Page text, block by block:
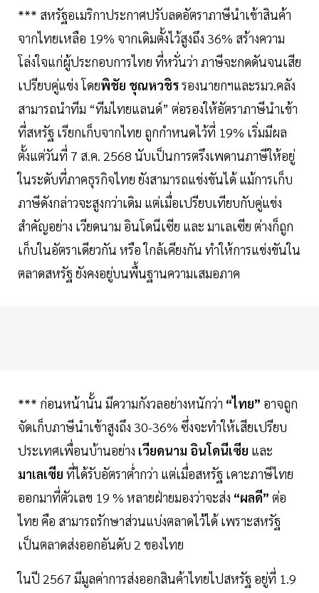
*** สหรัฐอเมริกาประกาศปรับลดอัตราภาษีนำเข้าสินค้า
จากไทยเหลือ 19% จากเดิมตั้งไว้สูงถึง 36% สร้างความ
โล่งใจแก่ผู้ประกอบการไทย ที่หวั่นว่า ภาษีจะกดดันจนเสีย
เปรียบคู่แข่ง โดยพิชัย ชุณหวชิรรองนายกฯและรมว.คลัง
สามารถนำทีม “ทีมไทยแลนด์” ต่อรองให้อัตราภาษีนำเข้า
ที่สหรัฐ เรียกเก็บจากไทย ถูกกำหนดไว้ที่ 19% เริ่มมีผล
ตั้งแต่วันที่ 7 ส.ค. 2568 นับเป็นการตรึงเพดานภาษีให้อยู่
ในระดับที่ภาคธุรกิจไทย ยังสามารถแข่งขันได้ แม้การเก็บ
ภาษีดังกล่าวจะสูงกว่าเดิม แต่เมื่อเปรียบเทียบกับคู่แข่ง
สำคัญอย่าง เวียดนาม อินโดนีเซีย และ มาเลเซีย ต่างก็ถูก
เก็บในอัตราเดียวกัน หรือ ใกล้เคียงกัน ทำให้การแข่งขันใน
ตลาดสหรัฐ ยังคงอยู่บนพื้นฐานความเสมอภาค
*** ก่อนหน้านั้น มีความกังวลอย่างหนักว่า “ไทย” อาจถูก
จัดเก็บภาษีนำเข้าสูงถึง 30-36% ซึ่งจะทำให้เสียเปรียบ
ประเทศเพื่อนบ้านอย่าง เวียดนาม อินโดนีเซีย และ
มาเลเซีย ที่ได้รับอัตราต่ำกว่า แต่เมื่อสหรัฐ เคาะภาษีไทย
ออกมาที่ตัวเลข 19 % หลายฝ่ายมองว่าจะส่ง “ผลดี” ต่อ
ไทย คือ สามารถรักษาส่วนแบ่งตลาดไว้ได้ เพราะสหรัฐ
เป็นตลาดส่งออกอันดับ 2 ของไทย
ในปี 2567 มีมูลค่าการส่งออกสินค้าไทยไปสหรัฐ อยู่ที่ 1.9